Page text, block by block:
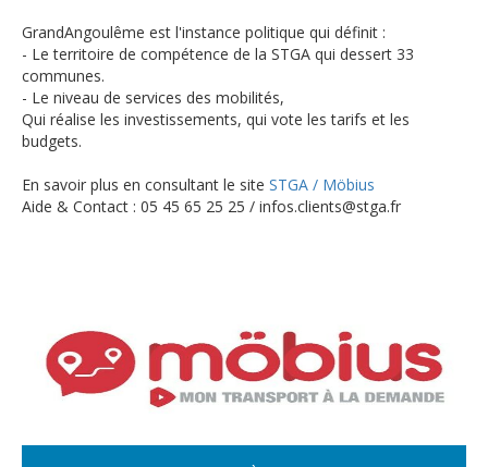
GrandAngoulême est l'instance politique qui définit :
- Le territoire de compétence de la STGA qui dessert 33
communes.
- Le niveau de services des mobilités,
Qui réalise les investissements, qui vote les tarifs et les
budgets.
En savoir plus en consultant le site STGA / Möbius
Aide & Contact : 05 45 65 25 25 / infos.clients@stga.fr